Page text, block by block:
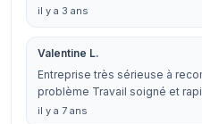
il y a 3 ans
Valentine L.
Entreprise très sérieuse à
problème Travail soigné et
il y a 7 ans